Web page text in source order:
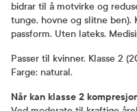
bidrar til å motvirke og
tunge, hovne og slitne ben).
passform. Uten lateks.
Passer til kvinner. Klasse 2
Farge: natural.
Når kan klasse 2